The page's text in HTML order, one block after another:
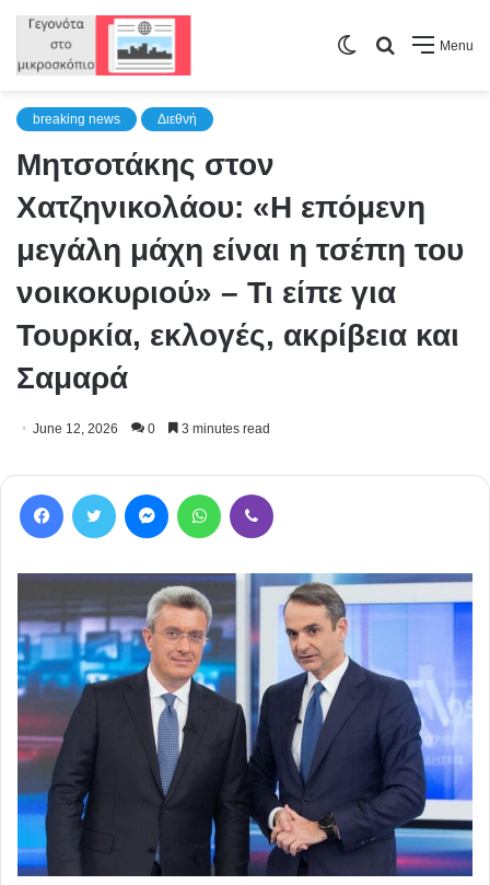
Menu
Search
Switch
breaking news Διεθνή
Μητσοτάκης στον
Χατζηνικολάου: «Η επόμενη
μεγάλη μάχη είναι η τσέπη του
νοικοκυριού» – Τι είπε για
Τουρκία, εκλογές, ακρίβεια και
Σαμαρά
June 12, 2026 0 3 minutes read